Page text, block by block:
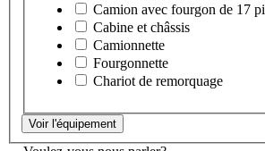
Camion avec fourgon de 17 pi
Cabine et châssis
Camionnette
Fourgonnette
Chariot de remorquage
Voir l'équipement